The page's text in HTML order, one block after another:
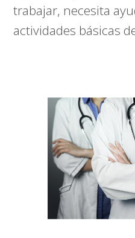
trabajar, necesita
actividades básicas